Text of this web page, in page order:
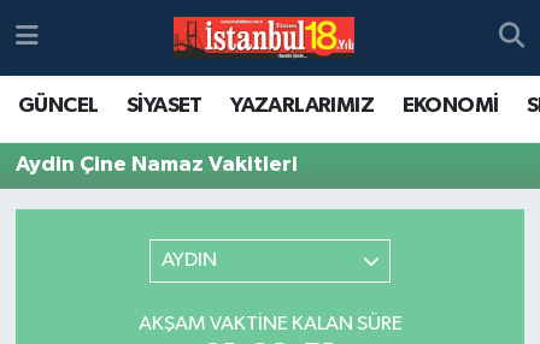
GÜNCEL SİYASET YAZARLARIMIZ EKONOMİ
Aydin Çine Namaz Vakitleri
AYDIN
AKŞAM VAKTINE KALAN SÜRE